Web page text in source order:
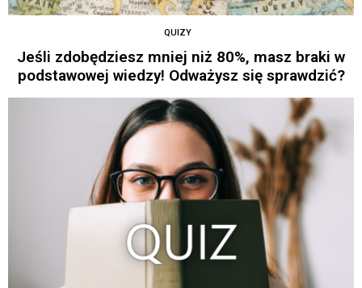
QUIZY
Jeśli zdobędziesz mniej niż 80%, masz braki w
podstawowej wiedzy! Odważysz się sprawdzić?